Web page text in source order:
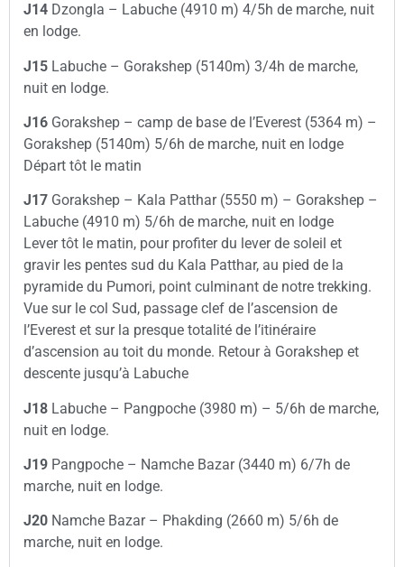
J14 Dzongla – Labuche (4910 m) 4/5h de marche, nuit
en lodge.
J15 Labuche – Gorakshep (5140m) 3/4h de marche,
nuit en lodge.
J16 Gorakshep – camp de base de l’Everest (5364 m) –
Gorakshep (5140m) 5/6h de marche, nuit en lodge
Départ tôt le matin
J17 Gorakshep – Kala Patthar (5550 m) – Gorakshep –
Labuche (4910 m) 5/6h de marche, nuit en lodge
Lever tôt le matin, pour profiter du lever de soleil et
gravir les pentes sud du Kala Patthar, au pied de la
pyramide du Pumori, point culminant de notre trekking.
Vue sur le col Sud, passage clef de l’ascension de
l’Everest et sur la presque totalité de l’itinéraire
d’ascension au toit du monde. Retour à Gorakshep et
descente jusqu’à Labuche
J18 Labuche – Pangpoche (3980 m) – 5/6h de marche,
nuit en lodge.
J19 Pangpoche – Namche Bazar (3440 m) 6/7h de
marche, nuit en lodge.
J20 Namche Bazar – Phakding (2660 m) 5/6h de
marche, nuit en lodge.